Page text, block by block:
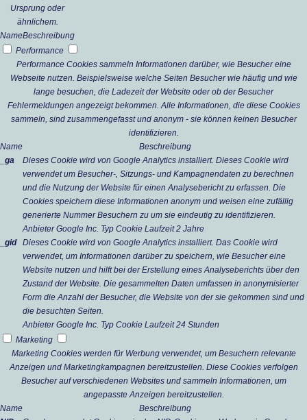
Ursprung oder
ähnlichem.
NameBeschreibung
Performance
Performance Cookies sammeln Informationen darüber, wie Besucher eine
Webseite nutzen. Beispielsweise welche Seiten Besucher wie häufig und wie
lange besuchen, die Ladezeit der Website oder ob der Besucher
Fehlermeldungen angezeigt bekommen. Alle Informationen, die diese Cookies
sammeln, sind zusammengefasst und anonym - sie können keinen Besucher
identifizieren.
Name
Beschreibung
_ga
Dieses Cookie wird von Google Analytics installiert. Dieses Cookie wird
verwendet um Besucher-, Sitzungs- und Kampagnendaten zu berechnen
und die Nutzung der Website für einen Analysebericht zu erfassen. Die
Cookies speichern diese Informationen anonym und weisen eine zufällig
generierte Nummer Besuchern zu um sie eindeutig zu identifizieren.
Anbieter Google Inc. Typ Cookie Laufzeit 2 Jahre
_gid
Dieses Cookie wird von Google Analytics installiert. Das Cookie wird
verwendet, um Informationen darüber zu speichern, wie Besucher eine
Website nutzen und hilft bei der Erstellung eines Analyseberichts über den
Zustand der Website. Die gesammelten Daten umfassen in anonymisierter
Form die Anzahl der Besucher, die Website von der sie gekommen sind und
die besuchten Seiten.
Anbieter Google Inc. Typ Cookie Laufzeit 24 Stunden
Marketing
Marketing Cookies werden für Werbung verwendet, um Besuchern relevante
Anzeigen und Marketingkampagnen bereitzustellen. Diese Cookies verfolgen
Besucher auf verschiedenen Websites und sammeln Informationen, um
angepasste Anzeigen bereitzustellen.
Name
Beschreibung